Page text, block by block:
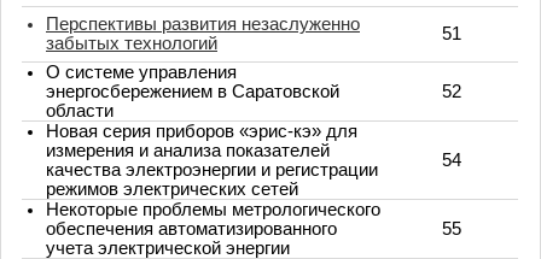
Перспективы развития незаслуженно
забытых технологий
51
О системе управления
энергосбережением в Саратовской
области
52
Новая серия приборов «эрис-кэ» для
измерения и анализа показателей
качества электроэнергии и регистрации
режимов электрических сетей
54
Некоторые проблемы метрологического
обеспечения автоматизированного
учета электрической энергии
55